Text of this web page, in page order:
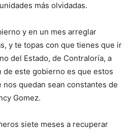
más olvidadas.
y en un mes arreglar
y te topas con que tienes que ir
del Estado, de Contraloría, a
de este gobierno es que estos
quedan sean constantes de
Gomez.
siete meses a recuperar